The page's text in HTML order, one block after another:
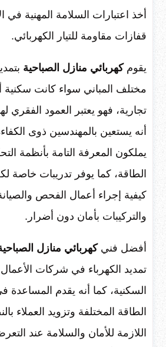
أخذ اعتبارات السلامة المهنية في
قفازات مقاومة للتيار الكهربائي.
يقومكهربائي منازل الصباحية
مختلف المباني سواء كانت سكنية
تجارية، فهو يعتبر العمود الفقري
أنه يستعين بالمهندسين ذوى
يملكون المعرفة التامة بأنظمة
الطاقة، كما يوفر تدريبات خاصة
كيفية إجراء أعمال الفحص
والتركيبات بأمان دون أضرار.
أفضل فنيكهربائي منازل
تمديد الكهرباء في شركات الأعمال
السكنية، كما أنه يقدم
الطاقة المختلفة وتزويد العملاء
اللازمة للأمان والسلامة عند